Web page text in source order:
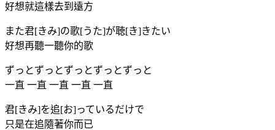
好想就這樣去到遠方
また君[きみ]の歌[うた]が聴[き]きたい
好想再聽一聽你的歌
ずっとずっとずっとずっとずっと
一直 一直 一直 一直 一直
君[きみ]を追[お]っているだけで
只是在追隨著你而已